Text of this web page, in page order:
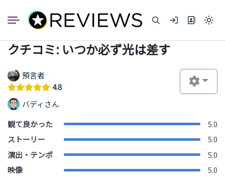
ン
Light
dark)
クチコミ: いつか必ず光は差す
預言者
4.8
バディさん
観て良かった
5.0
ストーリー
5.0
演出・テンポ
5.0
映像
5.0